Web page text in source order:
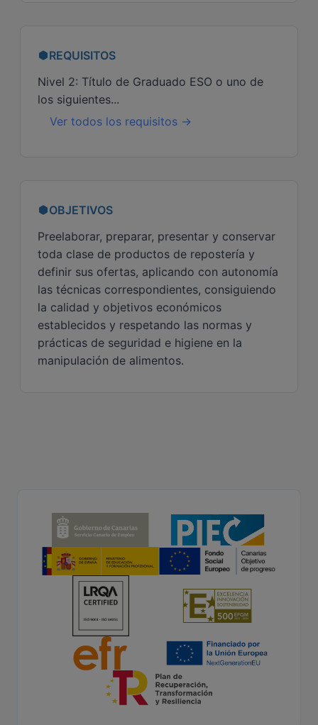
REQUISITOS
Nivel 2: Título de Graduado ESO o uno de
los siguientes...
Ver todos los requisitos →
OBJETIVOS
Preelaborar, preparar, presentar y conservar
toda clase de productos de repostería y
definir sus ofertas, aplicando con autonomía
las técnicas correspondientes, consiguiendo
la calidad y objetivos económicos
establecidos y respetando las normas y
prácticas de seguridad e higiene en la
manipulación de alimentos.